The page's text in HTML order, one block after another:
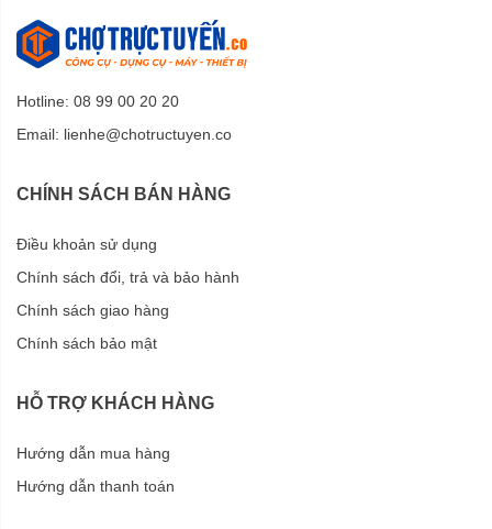
Hotline: 08 99 00 20 20
Email: lienhe@chotructuyen.co
CHÍNH SÁCH BÁN HÀNG
Điều khoản sử dụng
Chính sách đổi, trả và bảo hành
Chính sách giao hàng
Chính sách bảo mật
HỖ TRỢ KHÁCH HÀNG
Hướng dẫn mua hàng
Hướng dẫn thanh toán